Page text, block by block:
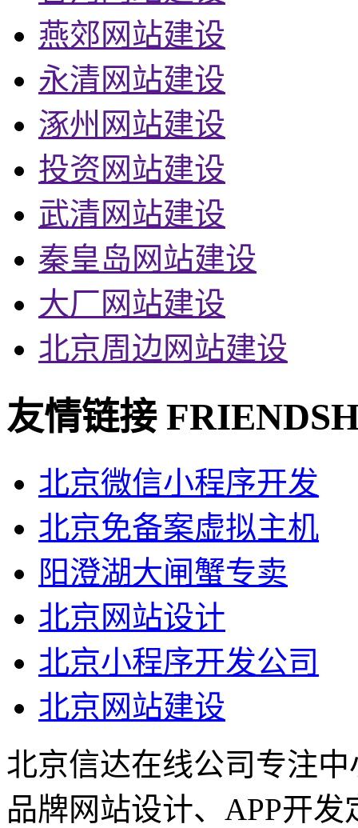
燕郊网站建设
永清网站建设
涿州网站建设
投资网站建设
武清网站建设
秦皇岛网站建设
大厂网站建设
北京周边网站建设
友情链接
北京微信小程序开发
北京免备案虚拟主机
阳澄湖大闸蟹专卖
北京网站设计
北京小程序开发公司
北京网站建设
北京信达在线公司专注
品牌网站设计、APP开